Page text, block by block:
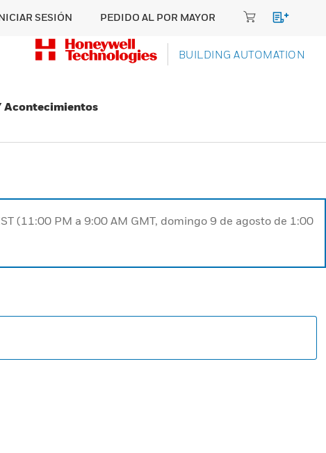
SESIÓN PEDIDO AL POR MAYOR
BUILDING AUTOMATION
Acontecimientos
(11:00 PM a 9:00 AM GMT, domingo 9 de agosto de 1:00